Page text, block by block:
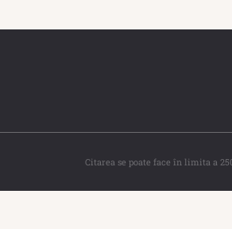
Citarea se poate face în limita a